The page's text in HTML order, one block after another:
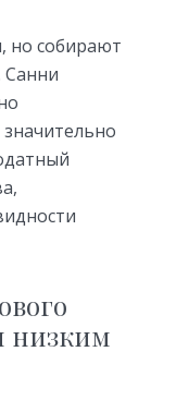
но собирают
Санни
низким